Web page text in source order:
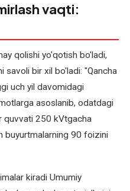
vaqti:
qolishi yo'qotish bo'ladi,
savoli bir xil bo'ladi: "Qancha
uch yil davomidagi
asoslanib, odatdagi
quvvati 250 kVtgacha
buyurtmalarning 90 foizini
kiradi Umumiy